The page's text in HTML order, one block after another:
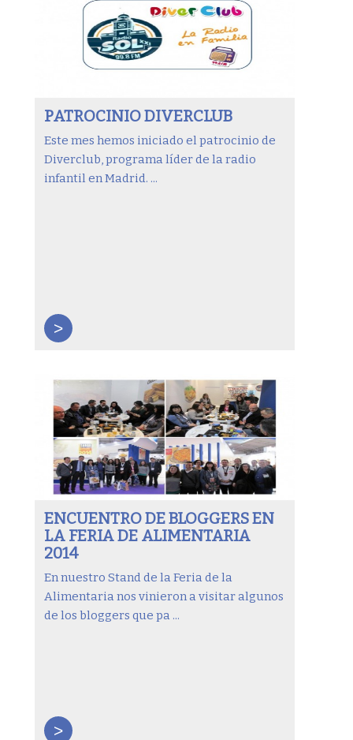
PATROCINIO DIVERCLUB
Este mes hemos iniciado el patrocinio de
Diverclub, programa líder de la radio
infantil en Madrid. ...
>
ENCUENTRO DE BLOGGERS EN
LA FERIA DE ALIMENTARIA
2014
En nuestro Stand de la Feria de la
Alimentaria nos vinieron a visitar algunos
de los bloggers que pa ...
>